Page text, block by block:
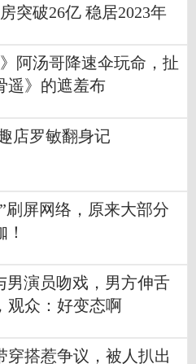
突破26亿 稳居2023年
》阿汤哥降速伞玩命，扯
遥》的遮羞布
店罗敏翻身记
刷屏网络，原来大部分
男演员吻戏，男方伸舌
观众：好变态啊
穿搭惹争议，被人扒出